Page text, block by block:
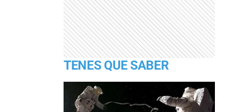
TENES QUE SABER